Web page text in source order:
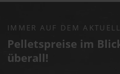
IMMER AUF DEM
Pelletspreise im
überall!